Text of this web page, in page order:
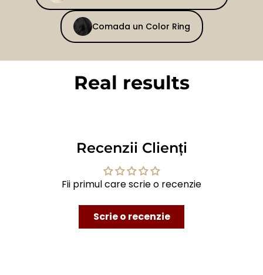
Comada un Color Ring
Real results
Recenzii Clienți
Fii primul care scrie o recenzie
Scrie o recenzie